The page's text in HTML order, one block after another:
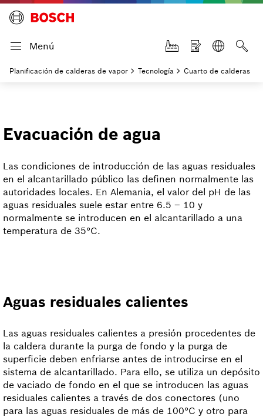
Menú
Planificación de calderas de vapor Tecnología Cuarto de calderas
Evacuación de agua
Las condiciones de introducción de las aguas residuales
en el alcantarillado público las definen normalmente las
autoridades locales. En Alemania, el valor del pH de las
aguas residuales suele estar entre 6.5 – 10 y
normalmente se introducen en el alcantarillado a una
temperatura de 35°C.
Aguas residuales calientes
Las aguas residuales calientes a presión procedentes de
la caldera durante la purga de fondo y la purga de
superficie deben enfriarse antes de introducirse en el
sistema de alcantarillado. Para ello, se utiliza un depósito
de vaciado de fondo en el que se introducen las aguas
residuales calientes a través de dos conectores (uno
para las aguas residuales de más de 100°C y otro para